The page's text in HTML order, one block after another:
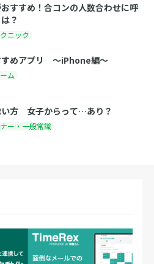
すすめ！合コンの人数合わせに呼
？
ニック
すめアプリ 〜iPhone編〜
ム
い方 女子からって…あり？
ー・一般常識